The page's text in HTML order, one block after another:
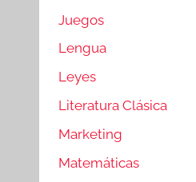
Juegos
Lengua
Leyes
Literatura Clásica
Marketing
Matemáticas